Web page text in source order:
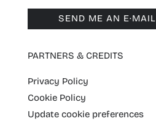
SEND ME AN E·MAIL
PARTNERS & CREDITS
Privacy Policy
Cookie Policy
Update cookie preferences